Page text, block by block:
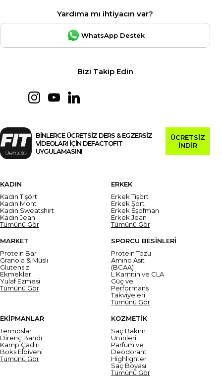
Yardıma mı ihtiyacın var?
WhatsApp Destek
Bizi Takip Edin
BİNLERCE ÜCRETSİZ DERS & EGZERSİZ
VİDEOLARI İÇİN DEFACTOFIT
UYGULAMASINI
ÜCRETSİZ
İNDİR
KADIN
Kadın Tişört
Kadın Mont
Kadın Sweatshirt
Kadın Jean
Tümünü Gör
ERKEK
Erkek Tişört
Erkek Şort
Erkek Eşofman
Erkek Jean
Tümünü Gör
MARKET
Protein Bar
Granola & Müsli
Glutensiz
Ekmekler
Yulaf Ezmesi
Tümünü Gör
SPORCU BESİNLERİ
Protein Tozu
Amino Asit
(BCAA)
L Karnitin ve CLA
Güç ve
Performans
Takviyeleri
Tümünü Gör
EKİPMANLAR
Termoslar
Direnç Bandı
Kamp Çadırı
Boks Eldiveni
Tümünü Gör
KOZMETİK
Saç Bakım
Ürünleri
Parfüm ve
Deodorant
Highlighter
Saç Boyası
Tümünü Gör